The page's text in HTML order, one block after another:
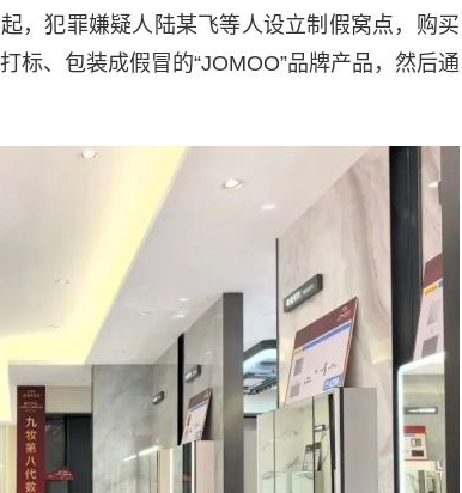
，犯罪嫌疑人陆某飞等人设立制假窝点，购买
标、包装成假冒的“JOMOO”品牌产品，然后通